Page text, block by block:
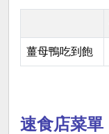
薑母鴨吃到飽
速食店菜單